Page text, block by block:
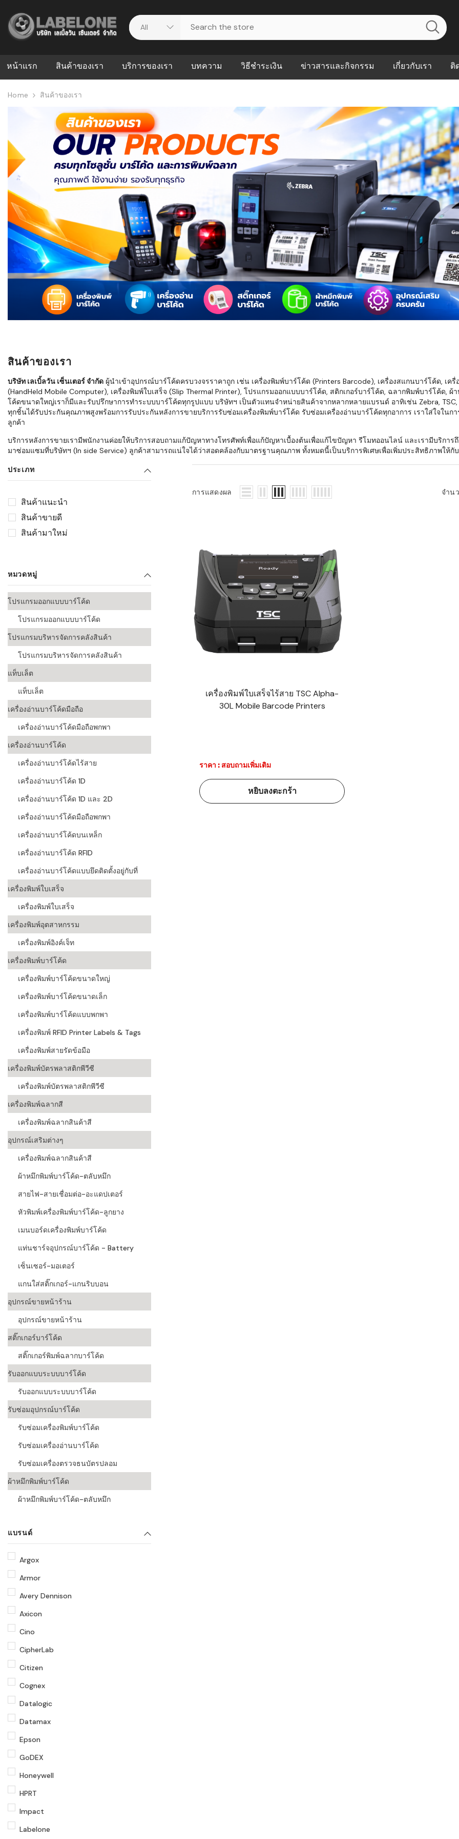
หน้าแรก สินค้าของเรา บริการของเรา
ดาวน์โหลดไดร์เวอร์
วีดีโอแนะนำ
บทความ
บริหารคลังสินค้าที่ช่วยลด
สต็อกแบบ Real-time
ปัญหาคลังสินค้าที่บอกว่า
ธุรกิจของคุณควรเริ่มใช้
WMS กับ ERP ต่างกัน
อย่างไร? ทำไมหลายธุรกิจ
ต้องใช้ร่วมกัน
ใช้ Excel คุมสต็อก กับใช้
WMS ต่างกันอย่างไร?
แบบไหนเหมาะกับธุรกิจที่
กำลังเติบโต
ขั้นตอนการทำงานของ
WMS ตั้งแต่รับสินค้า จัด
เก็บ หยิบ แพ็ก จนถึงจัดส่ง
อย่างไร
WMS สำหรับธุรกิจ 3PL,
ค้าส่ง และ E-Commerce:
แนะนำ Checklist ก่อน
เลือกระบบ WMS: ธุรกิจ
ก่อนเริ่มติดตั้ง
ส่งและโลจิสติกส์
ระบบบาร์โค้ดในธุรกิจ
ขายธุรกิจค้าปลีก
การพัฒนาบาร์โค้ดในงาน
อุตสาหกรรม
ระบบบาร์โค้ดใน
อุตสาหกรรมยานยนต์
อุตสาหกรรมเสื้อผ้า
ระบบบาร์โค้ดใน
แพทย์
ระบบบาร์โค้ดในด้านการ
วิธีชำระเงิน ข่าวสารและกิจกรรม เกี่ยวกับเรา
FAQs
Our Customer
ติ
Home สินค้าของเรา
สินค้าของเรา
บริษัท เลเบิ้ลวัน เซ็นเตอร์ จำกัด ผู้นำเข้าอุปกรณ์บาร์โค้ดครบวงจรราคาถูก เช่น เครื่องพิมพ์บาร์โค้ด (Printers Barcode), เครื่องสแกนบาร์โค้ด, เค
(HandHeld Mobile Computer), เครื่องพิมพ์ใบเสร็จ (Slip Thermal Printer), โปรแกรมออกแบบบาร์โค้ด, สติกเกอร์บาร์โค้ด, ฉลากพิมพ์บาร์โค้ด,
โค้ดขนาดใหญ่เราก็มีและรับปรึกษาการทำระบบบาร์โค้ดทุกรูปแบบ บริษัทฯ เป็นตัวแทนจำหน่ายสินค้าจากหลากหลายแบรนด์ อาทิเช่น Zebra, TSC,
ทุกชิ้นได้รับประกันคุณภาพสูงพร้อมการรับประกันหลังการขายบริการรับซ่อมเครื่องพิมพ์บาร์โค้ด รับซ่อมเครื่องอ่านบาร์โค้ดทุกอาการ เราใส่ใจใน
ลูกค้า
บริการหลังการขายเรามีพนักงานค่อยให้บริการสอบถามแก้ปัญหาทางโทรศัพท์เพื่อแก้ปัญหาเบื้องต้นเพื่อแก้ไขปัญหา รีโมทออนไลน์ และเรามีบริการ
มาซ่อมแซมที่บริษัทฯ (In side Service) ลูกค้าสามารถแน่ใจได้ว่าสอดคล้องกับมาตรฐานคุณภาพ ทั้งหมดนี้เป็นบริการพิเศษเพื่อเพิ่มประสิทธิภาพให้กั
ประเภท
สินค้าแนะนำ
สินค้าขายดี
สินค้ามาใหม่
หมวดหมู่
โปรแกรมออกแบบบาร์โค้ด
โปรแกรมออกแบบบาร์โค้ด
โปรแกรมบริหารจัดการคลังสินค้า
โปรแกรมบริหารจัดการคลังสินค้า
แท็บเล็ต
แท็บเล็ต
เครื่องอ่านบาร์โค้ดมือถือ
เครื่องอ่านบาร์โค้ดมือถือพกพา
เครื่องอ่านบาร์โค้ด
เครื่องอ่านบาร์โค้ดไร้สาย
เครื่องอ่านบาร์โค้ด 1D
เครื่องอ่านบาร์โค้ด 1D และ 2D
เครื่องอ่านบาร์โค้ดมือถือพกพา
เครื่องอ่านบาร์โค้ดบนเหล็ก
เครื่องอ่านบาร์โค้ด RFID
เครื่องอ่านบาร์โค้ดแบบยึดติดตั้งอยู่กับที่
เครื่องพิมพ์ใบเสร็จ
เครื่องพิมพ์ใบเสร็จ
เครื่องพิมพ์อุตสาหกรรม
เครื่องพิมพ์อิงค์เจ็ท
เครื่องพิมพ์บาร์โค้ด
เครื่องพิมพ์บาร์โค้ดขนาดใหญ่
เครื่องพิมพ์บาร์โค้ดขนาดเล็ก
เครื่องพิมพ์บาร์โค้ดแบบพกพา
เครื่องพิมพ์ RFID Printer Labels & Tags
เครื่องพิมพ์สายรัดข้อมือ
เครื่องพิมพ์บัตรพลาสติกพีวีซี
เครื่องพิมพ์บัตรพลาสติกพีวีซี
เครื่องพิมพ์ฉลากสี
เครื่องพิมพ์ฉลากสินค้าสี
อุปกรณ์เสริมต่างๆ
เครื่องพิมพ์ฉลากสินค้าสี
ผ้าหมึกพิมพ์บาร์โค้ด-ตลับหมึก
สายไฟ-สายเชื่อมต่อ-อะแดปเตอร์
หัวพิมพ์เครื่องพิมพ์บาร์โค้ด-ลูกยาง
เมนบอร์ดเครื่องพิมพ์บาร์โค้ด
แท่นชาร์จอุปกรณ์บาร์โค้ด - Battery
เซ็นเซอร์-มอเตอร์
แกนใส่สติ๊กเกอร์-แกนริบบอน
อุปกรณ์ขายหน้าร้าน
อุปกรณ์ขายหน้าร้าน
สติ๊กเกอร์บาร์โค้ด
สติ๊กเกอร์พิมพ์ฉลากบาร์โค้ด
รับออกแบบระบบบาร์โค้ด
รับออกแบบระบบบาร์โค้ด
รับซ่อมอุปกรณ์บาร์โค้ด
รับซ่อมเครื่องพิมพ์บาร์โค้ด
รับซ่อมเครื่องอ่านบาร์โค้ด
รับซ่อมเครื่องตรวจธนบัตรปลอม
ผ้าหมึกพิมพ์บาร์โค้ด
ผ้าหมึกพิมพ์บาร์โค้ด-ตลับหมึก
แบรนด์
Argox
Armor
Avery Dennison
Axicon
Cino
CipherLab
Citizen
Cognex
Datalogic
Datamax
Epson
GoDEX
Honeywell
HPRT
Impact
Labelone
การแสดงผล จำน
เครื่องพิมพ์ใบเสร็จไร้สาย TSC Alpha-
30L Mobile Barcode Printers
ราคา : สอบถามเพิ่มเติม
หยิบลงตะกร้า